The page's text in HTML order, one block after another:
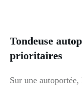
Tondeuse
prioritaires
Sur une autoportée,